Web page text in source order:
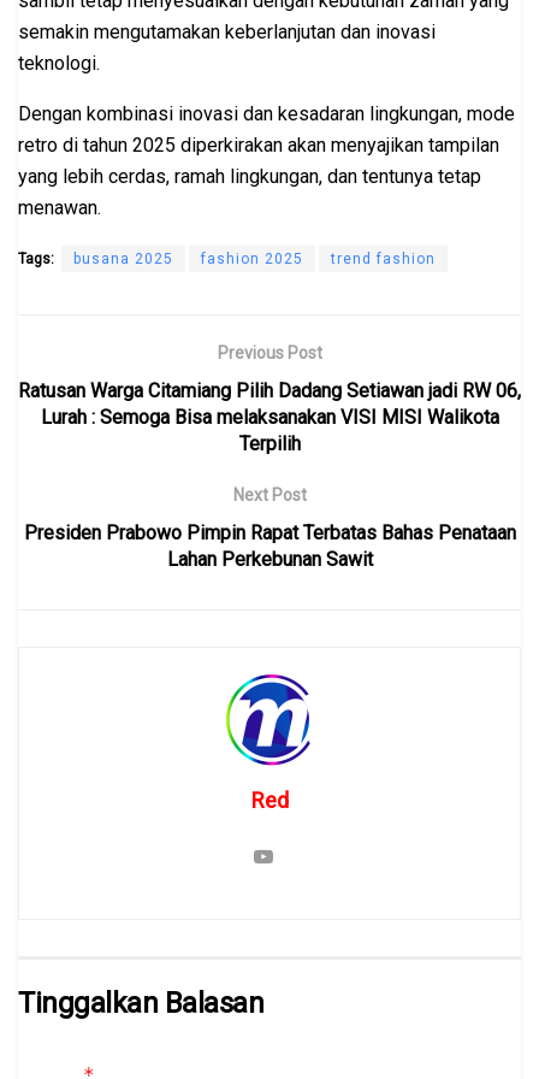
semakin mengutamakan keberlanjutan dan inovasi
teknologi.
Dengan kombinasi inovasi dan kesadaran lingkungan, mode
retro di tahun 2025 diperkirakan akan menyajikan tampilan
yang lebih cerdas, ramah lingkungan, dan tentunya tetap
menawan.
Tags: busana 2025 fashion 2025 trend fashion
Previous Post
Ratusan Warga Citamiang Pilih Dadang Setiawan jadi RW 06,
Lurah : Semoga Bisa melaksanakan VISI MISI Walikota
Terpilih
Next Post
Presiden Prabowo Pimpin Rapat Terbatas Bahas Penataan
Lahan Perkebunan Sawit
Red
Tinggalkan Balasan